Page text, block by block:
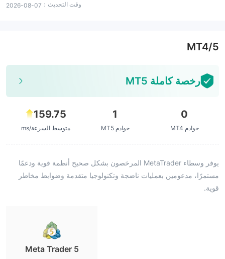
وقت التحديث： 2026-08-07
MT4/5
رخصة كاملة MT5
0
خوادم MT4
1
خوادم MT5
159.75
متوسط السرعة/ms
يوفر وسطاء MetaTrader المرخصون بشكل صحيح أنظمة قوية ودعمًا
مستمرًا، مدعومين بعمليات ناضجة وتكنولوجيا متقدمة وضوابط مخاطر
قوية.
Meta Trader 5